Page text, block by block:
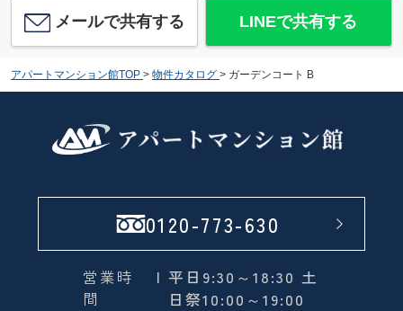
メールで共有する LINEで共有する
アパートマンション館TOP > 物件カタログ > ガーデンコート B
0120-773-630
営業時
間
| 平日9:30～18:30 土
日祭10:00～19:00